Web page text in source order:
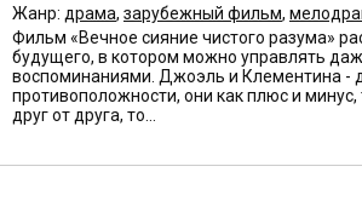
Жанр: драма, зарубежный фильм,
Фильм «Вечное сияние чистого разума»
будущего, в котором можно управлять
воспоминаниями. Джоэль и Клементина -
противоположности, они как плюс и минус,
друг от друга, то...